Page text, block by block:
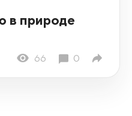
в природе
66 0